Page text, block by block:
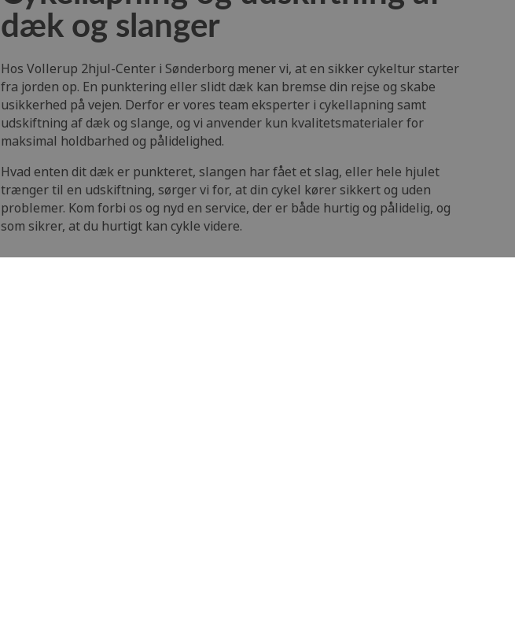
dæk og slanger
Hos Vollerup 2hjul-Center i Sønderborg mener vi, at en sikker cykeltur starter
fra jorden op. En punktering eller slidt dæk kan bremse din rejse og skabe
usikkerhed på vejen. Derfor er vores team eksperter i cykellapning samt
udskiftning af dæk og slange, og vi anvender kun kvalitetsmaterialer for
maksimal holdbarhed og pålidelighed.
Hvad enten dit dæk er punkteret, slangen har fået et slag, eller hele hjulet
trænger til en udskiftning, sørger vi for, at din cykel kører sikkert og uden
problemer. Kom forbi os og nyd en service, der er både hurtig og pålidelig, og
som sikrer, at du hurtigt kan cykle videre.